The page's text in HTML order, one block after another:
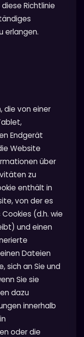
Richtlinie
erlangen.
die von einer
Endgerät
Website
über
zu
enthält in
von der es
(d.h. wie
und einen
Dateien
sich an Sie und
Sie sie
dazu
innerhalb
oder die